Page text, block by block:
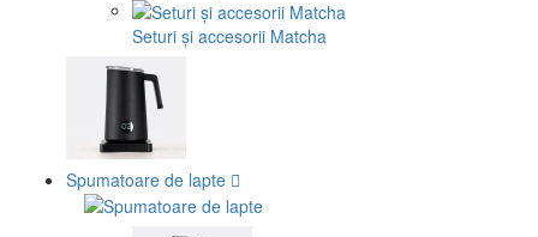
Seturi și accesorii Matcha
Spumatoare de lapte